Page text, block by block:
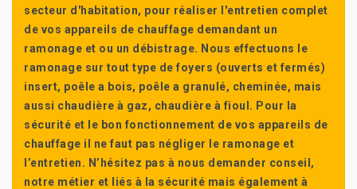
secteur d'habitation, pour réaliser l'entretien complet
de vos appareils de chauffage demandant un
ramonage et ou un débistrage. Nous effectuons le
ramonage sur tout type de foyers (ouverts et fermés)
insert, poêle a bois, poêle a granulé, cheminée, mais
aussi chaudière à gaz, chaudière à fioul. Pour la
sécurité et le bon fonctionnement de vos appareils de
chauffage il ne faut pas négliger le ramonage et
l’entretien. N’hésitez pas à nous demander conseil,
notre métier et liés à la sécurité mais également à